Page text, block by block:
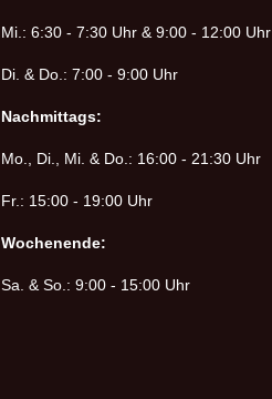
Mi.: 6:30 - 7:30 Uhr & 9:00 - 12:00 Uhr
Di. & Do.: 7:00 - 9:00 Uhr
Nachmittags:
Mo., Di., Mi. & Do.: 16:00 - 21:30 Uhr
Fr.: 15:00 - 19:00 Uhr
Wochenende:
Sa. & So.: 9:00 - 15:00 Uhr